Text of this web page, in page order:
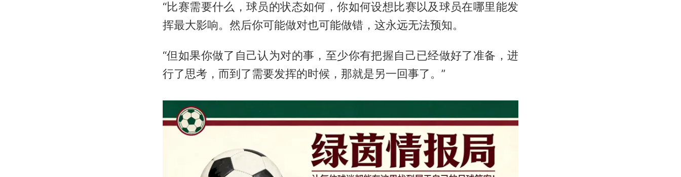
“比赛需要什么，球员的状态如何，你如何设想比赛以及球员在哪里能发
挥最大影响。然后你可能做对也可能做错，这永远无法预知。
“但如果你做了自己认为对的事，至少你有把握自己已经做好了准备，进
行了思考，而到了需要发挥的时候，那就是另一回事了。”